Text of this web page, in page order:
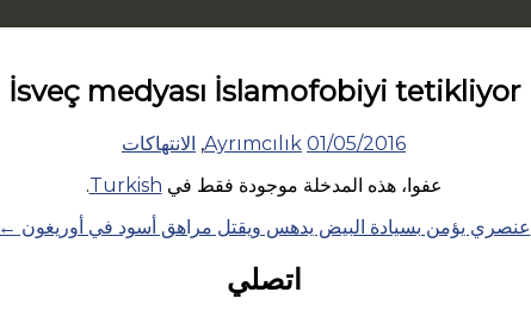
İsveç medyası İslamofobiyi tetikliyor
01/05/2016
Ayrımcılık
, الانتهاكات
عفوا، هذه المدخلة موجودة فقط في Turkish
.
عنصري يؤمن بسيادة البيض يدهس ويقتل مراهق أسود في أوريغون ←
اتصلي